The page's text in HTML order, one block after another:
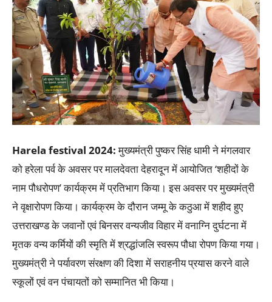
Harela festival 2024:मुख्यमंत्री पुष्कर सिंह धामी ने मंगलवार
को हरेला पर्व के अवसर पर मालदेवता देहरादून में आयोजित ‘शहीदों के
नाम पौधरोपण’ कार्यक्रम में प्रतिभाग किया। इस अवसर पर मुख्यमंत्री
ने वृक्षारोपण किया। कार्यक्रम के दौरान जम्मू के कठुआ में शहीद हुए
उत्तराखण्ड के जवानों एवं बिनसर वन्यजीव विहार में वनाग्नि दुर्घटना में
मृतक वन्य कर्मियों की स्मृति में श्रद्धांजलि स्वरूप पौधा रोपण किया गया।
मुख्यमंत्री ने पर्यावरण संरक्षण की दिशा में सराहनीय प्रयास करने वाले
स्कूलों एवं वन पंचायतों को सम्मानित भी किया।